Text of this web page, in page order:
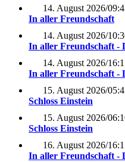
14. August 2026/
In aller Freundschaft
14. August 2026/
In aller Freundschaft -
14. August 2026/
In aller Freundschaft -
15. August 2026/
Schloss Einstein
15. August 2026/
Schloss Einstein
16. August 2026/
In aller Freundschaft -